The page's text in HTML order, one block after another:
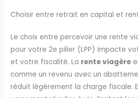
Choisir entre retrait en capital et
Le choix entre percevoir une rente
pour votre 2e pilier (LPP) impacte
et votre fiscalité. La rente viagère
comme un revenu avec un
réduit légèrement la charge fiscale.